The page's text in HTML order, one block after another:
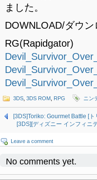
ました。
DOWNLOAD/ダウン
RG(Rapidgator)
3DS 3DS ROM RPG ニン
[3DS]Toriko: Gourmet Battle [
[3DS][ディズニー インフィニ
Leave a comment
No comments yet.